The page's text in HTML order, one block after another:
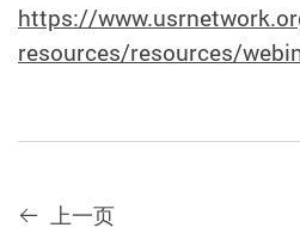
https://
resources/resources/
上一页